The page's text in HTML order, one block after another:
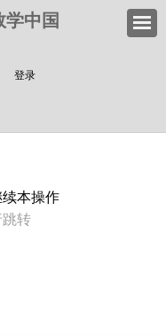
中国
登录
本操作
跳转